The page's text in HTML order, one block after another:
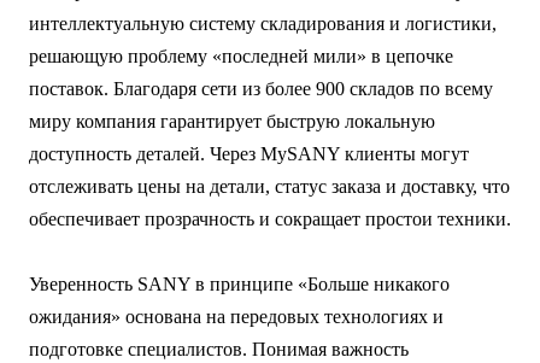
интеллектуальную систему складирования и логистики,
решающую проблему «последней мили» в цепочке
поставок. Благодаря сети из более 900 складов по всему
миру компания гарантирует быструю локальную
доступность деталей. Через MySANY клиенты могут
отслеживать цены на детали, статус заказа и доставку, что
обеспечивает прозрачность и сокращает простои техники.
Уверенность SANY в принципе «Больше никакого
ожидания» основана на передовых технологиях и
подготовке специалистов. Понимая важность